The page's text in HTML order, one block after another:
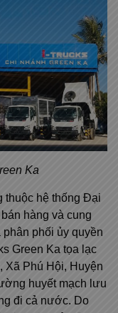
Ka
thuộc hệ thống Đại
hàng và cung
phối ủy quyền
Green Ka tọa lạc
Xã Phú Hội, Huyện
huyết mạch lưu
đi cả nước. Do